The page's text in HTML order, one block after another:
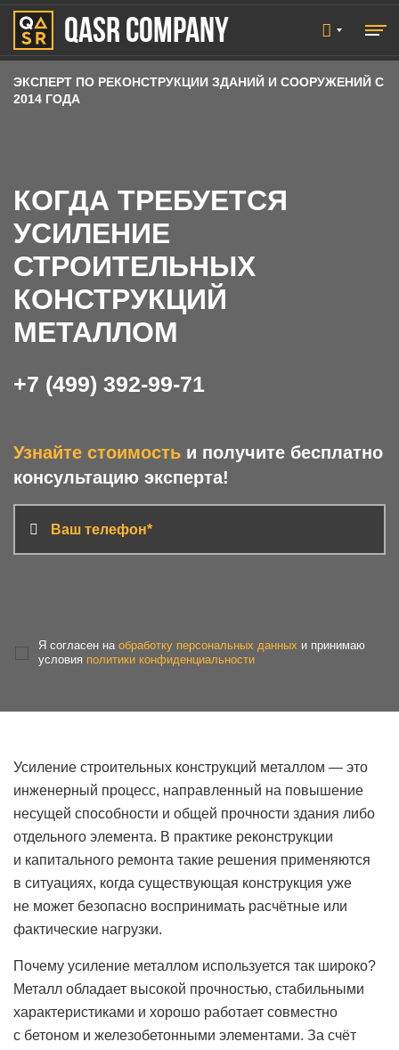
QASR COMPANY
ЭКСПЕРТ ПО РЕКОНСТРУКЦИИ ЗДАНИЙ И СООРУЖЕНИЙ С
2014 ГОДА
КОГДА ТРЕБУЕТСЯ
УСИЛЕНИЕ
СТРОИТЕЛЬНЫХ
КОНСТРУКЦИЙ
МЕТАЛЛОМ
+7 (499) 392-99-71
Узнайте стоимость и получите бесплатно
консультацию эксперта!
Я согласен на обработку персональных данных и принимаю
условия политики конфиденциальности
Усиление строительных конструкций металлом — это
инженерный процесс, направленный на повышение
несущей способности и общей прочности здания либо
отдельного элемента. В практике реконструкции
и капитального ремонта такие решения применяются
в ситуациях, когда существующая конструкция уже
не может безопасно воспринимать расчётные или
фактические нагрузки.
Почему усиление металлом используется так широко?
Металл обладает высокой прочностью, стабильными
характеристиками и хорошо работает совместно
с бетоном и железобетонными элементами. За счёт